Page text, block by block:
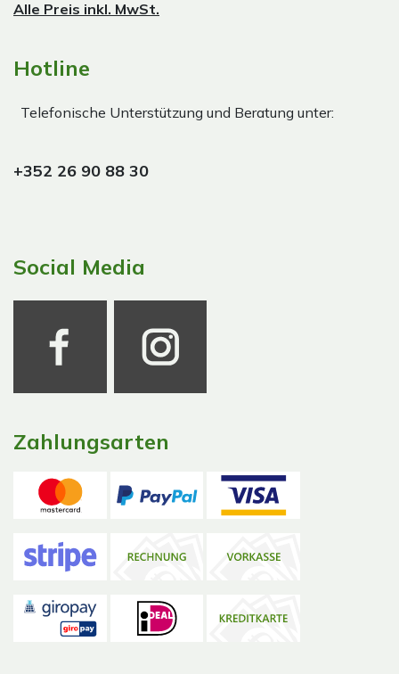
Alle Preis inkl. MwSt.
Hotline
Telefonische Unterstützung und Beratung unter:
+352 26 90 88 30
Social Media
Zahlungsarten